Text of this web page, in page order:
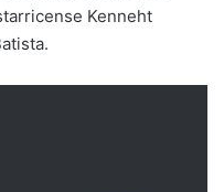
Kenneht